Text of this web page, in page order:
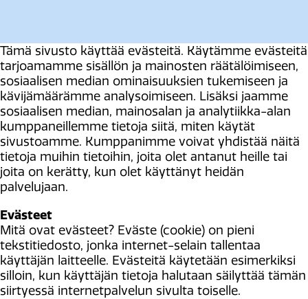
Tämä sivusto käyttää evästeitä. Käytämme evästeitä
tarjoamamme sisällön ja mainosten räätälöimiseen,
sosiaalisen median ominaisuuksien tukemiseen ja
kävijämäärämme analysoimiseen. Lisäksi jaamme
sosiaalisen median, mainosalan ja analytiikka-alan
kumppaneillemme tietoja siitä, miten käytät
sivustoamme. Kumppanimme voivat yhdistää näitä
tietoja muihin tietoihin, joita olet antanut heille tai
joita on kerätty, kun olet käyttänyt heidän
palvelujaan.
Evästeet
Mitä ovat evästeet? Eväste (cookie) on pieni
tekstitiedosto, jonka internet-selain tallentaa
käyttäjän laitteelle. Evästeitä käytetään esimerkiksi
silloin, kun käyttäjän tietoja halutaan säilyttää tämän
siirtyessä internetpalvelun sivulta toiselle.